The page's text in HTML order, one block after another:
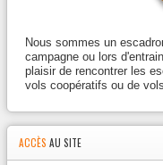
Nous sommes un
campagne ou lors
plaisir de rencontrer les
vols coopératifs ou de
ACCÈS AU SITE